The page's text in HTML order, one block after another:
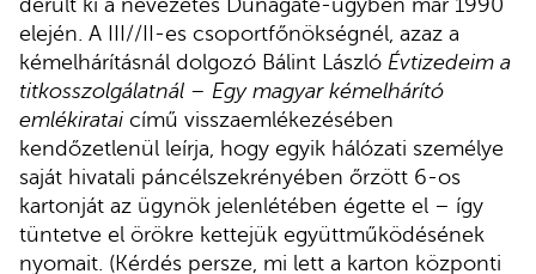
elején. A III//II-es csoportfőnökségnél, azaz a
kémelhárításnál dolgozó Bálint László Évtizedeim a
titkosszolgálatnál – Egy magyar kémelhárító
emlékiratai című visszaemlékezésében
kendőzetlenül leírja, hogy egyik hálózati személye
saját hivatali páncélszekrényében őrzött 6-os
kartonját az ügynök jelenlétében égette el – így
tüntetve el örökre kettejük együttműködésének
nyomait. (Kérdés persze, mi lett a karton központi